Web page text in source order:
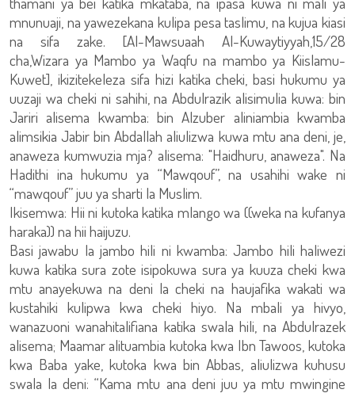
mnunuaji, na yawezekana kulipa pesa taslimu, na kujua kiasi
na sifa zake. [Al-Mawsuaah Al-Kuwaytiyyah,15/28
cha,Wizara ya Mambo ya Waqfu na mambo ya Kiislamu-
Kuwet], ikizitekeleza sifa hizi katika cheki, basi hukumu ya
uuzaji wa cheki ni sahihi, na Abdulrazik alisimulia kuwa: bin
Jariri alisema kwamba: bin Alzuber aliniambia kwamba
alimsikia Jabir bin Abdallah aliulizwa kuwa mtu ana deni, je,
anaweza kumwuzia mja? alisema: "Haidhuru, anaweza". Na
Hadithi ina hukumu ya “Mawqouf”, na usahihi wake ni
“mawqouf” juu ya sharti la Muslim.
Ikisemwa: Hii ni kutoka katika mlango wa ((weka na kufanya
haraka)) na hii haijuzu.
Basi jawabu la jambo hili ni kwamba: Jambo hili haliwezi
kuwa katika sura zote isipokuwa sura ya kuuza cheki kwa
mtu anayekuwa na deni la cheki na haujafika wakati wa
kustahiki kulipwa kwa cheki hiyo. Na mbali ya hivyo,
wanazuoni wanahitalifiana katika swala hili, na Abdulrazek
alisema; Maamar alituambia kutoka kwa Ibn Tawoos, kutoka
kwa Baba yake, kutoka kwa bin Abbas, aliulizwa kuhusu
swala la deni: “Kama mtu ana deni juu ya mtu mwingine